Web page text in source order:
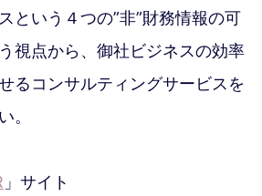
という４つの”非”財務情報の可
視点から、御社ビジネスの効率
るコンサルティングサービスを
。
」サイト